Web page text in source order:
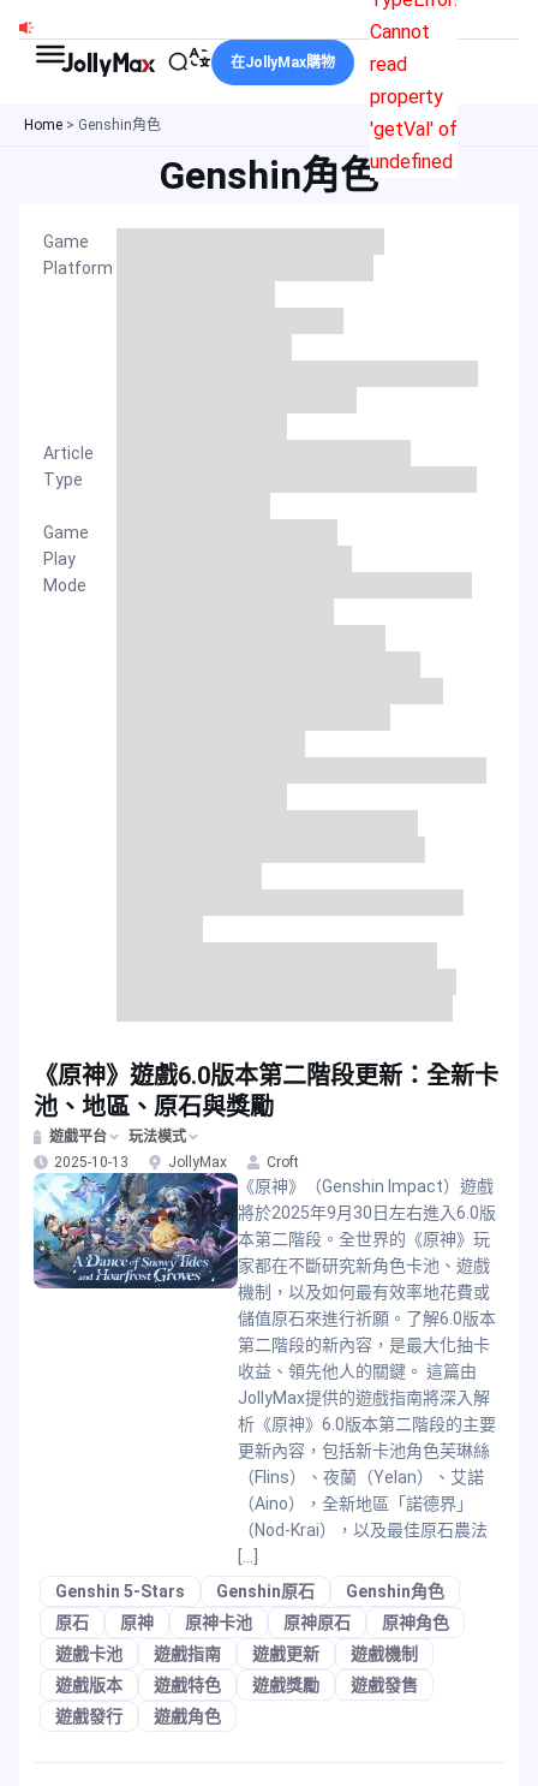
Cannot
read
property
'getVal' of
undefined
在JollyMax購物
Home > Genshin角色
Genshin角色
Game
Platform
Article
Type
Game
Play
Mode
《原神》遊戲6.0版本第二階段更新：全新卡
池、地區、原石與獎勵
遊戲平台
玩法模式
2025-10-13
JollyMax Croft
《原神》（Genshin Impact）遊戲
將於2025年9月30日左右進入6.0版
本第二階段。全世界的《原神》玩
家都在不斷研究新角色卡池、遊戲
機制，以及如何最有效率地花費或
儲值原石來進行祈願。了解6.0版本
第二階段的新內容，是最大化抽卡
收益、領先他人的關鍵。 這篇由
JollyMax提供的遊戲指南將深入解
析《原神》6.0版本第二階段的主要
更新內容，包括新卡池角色芙琳絲
（Flins）、夜蘭（Yelan）、艾諾
（Aino），全新地區「諾德界」
（Nod-Krai），以及最佳原石農法
Genshin 5-Stars
Genshin原石
Genshin角色
原石
原神 原神卡池 原神原石
原神角色
遊戲卡池
遊戲指南 遊戲更新
遊戲機制
遊戲版本
遊戲特色 遊戲獎勵
遊戲發售
遊戲發行
遊戲角色